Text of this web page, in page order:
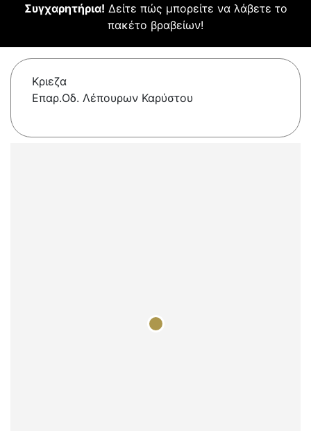
Συγχαρητήρια! Δείτε πώς μπορείτε να λάβετε το
πακέτο βραβείων!
Κριεζα
Επαρ.Οδ. Λέπουρων Καρύστου